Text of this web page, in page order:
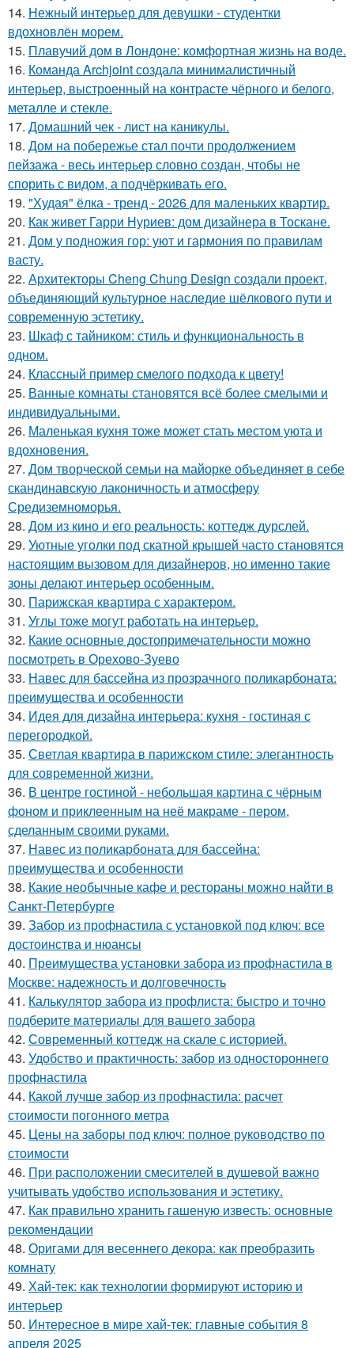
14. Нежный интерьер для девушки - студентки
вдохновлён морем.
15. Плавучий дом в Лондоне: комфортная жизнь на воде.
16. Команда Archjoint создала минималистичный
интерьер, выстроенный на контрасте чёрного и белого,
металле и стекле.
17. Домашний чек - лист на каникулы.
18. Дом на побережье стал почти продолжением
пейзажа - весь интерьер словно создан, чтобы не
спорить с видом, а подчёркивать его.
19. "Худая" ёлка - тренд - 2026 для маленьких квартир.
20. Как живет Гарри Нуриев: дом дизайнера в Тоскане.
21. Дом у подножия гор: уют и гармония по правилам
васту.
22. Архитекторы Cheng Chung Design создали проект,
объединяющий культурное наследие шёлкового пути и
современную эстетику.
23. Шкаф с тайником: стиль и функциональность в
одном.
24. Классный пример смелого подхода к цвету!
25. Ванные комнаты становятся всё более смелыми и
индивидуальными.
26. Маленькая кухня тоже может стать местом уюта и
вдохновения.
27. Дом творческой семьи на майорке объединяет в себе
скандинавскую лаконичность и атмосферу
Средиземноморья.
28. Дом из кино и его реальность: коттедж дурслей.
29. Уютные уголки под скатной крышей часто становятся
настоящим вызовом для дизайнеров, но именно такие
зоны делают интерьер особенным.
30. Парижская квартира с характером.
31. Углы тоже могут работать на интерьер.
32. Какие основные достопримечательности можно
посмотреть в Орехово-Зуево
33. Навес для бассейна из прозрачного поликарбоната:
преимущества и особенности
34. Идея для дизайна интерьера: кухня - гостиная с
перегородкой.
35. Светлая квартира в парижском стиле: элегантность
для современной жизни.
36. В центре гостиной - небольшая картина с чёрным
фоном и приклеенным на неё макраме - пером,
сделанным своими руками.
37. Навес из поликарбоната для бассейна:
преимущества и особенности
38. Какие необычные кафе и рестораны можно найти в
Санкт-Петербурге
39. Забор из профнастила с установкой под ключ: все
достоинства и нюансы
40. Преимущества установки забора из профнастила в
Москве: надежность и долговечность
41. Калькулятор забора из профлиста: быстро и точно
подберите материалы для вашего забора
42. Современный коттедж на скале с историей.
43. Удобство и практичность: забор из одностороннего
профнастила
44. Какой лучше забор из профнастила: расчет
стоимости погонного метра
45. Цены на заборы под ключ: полное руководство по
стоимости
46. При расположении смесителей в душевой важно
учитывать удобство использования и эстетику.
47. Как правильно хранить гашеную известь: основные
рекомендации
48. Оригами для весеннего декора: как преобразить
комнату
49. Хай-тек: как технологии формируют историю и
интерьер
50. Интересное в мире хай-тек: главные события 8
апреля 2025